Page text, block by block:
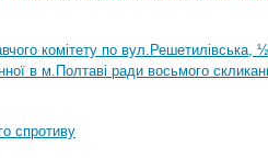
комітету по вул.Решетилівська,
в м.Полтаві ради восьмого
спротиву